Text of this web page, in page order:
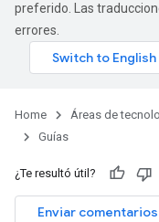
preferido. Las
errores.
Home Áreas de
Guías
¿Te resultó útil?
Enviar comentarios